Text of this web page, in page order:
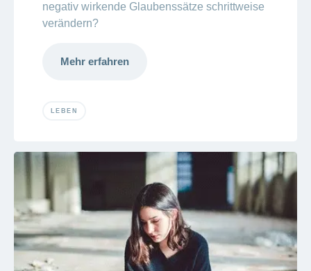
negativ wirkende Glaubenssätze schrittweise
verändern?
Mehr erfahren
LEBEN